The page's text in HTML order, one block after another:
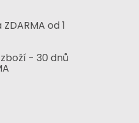
od 1
- 30 dnů